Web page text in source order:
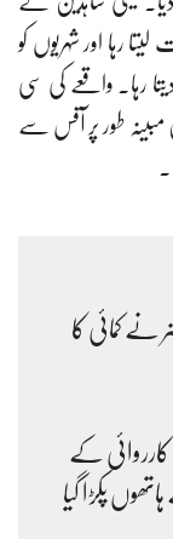
رہا اور شہریوں کو
رہا۔ واقعے کی سی
طور پر آفس سے
نے کمائی کا
کارروائی کے
پکڑا گیا